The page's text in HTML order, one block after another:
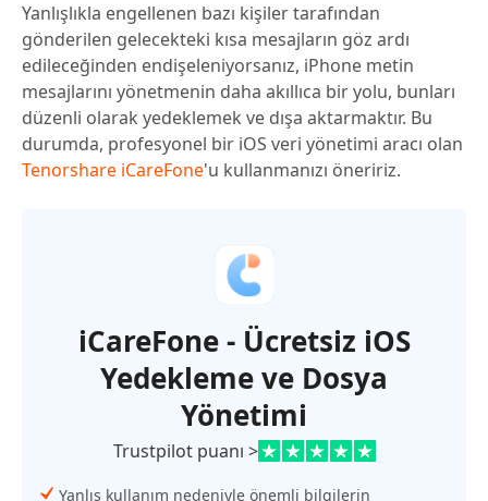
Yanlışlıkla engellenen bazı kişiler tarafından
gönderilen gelecekteki kısa mesajların göz ardı
edileceğinden endişeleniyorsanız, iPhone metin
mesajlarını yönetmenin daha akıllıca bir yolu, bunları
düzenli olarak yedeklemek ve dışa aktarmaktır. Bu
durumda, profesyonel bir iOS veri yönetimi aracı olan
Tenorshare iCareFone'u kullanmanızı öneririz.
iCareFone - Ücretsiz iOS
Yedekleme ve Dosya
Yönetimi
Trustpilot puanı >
Yanlış kullanım nedeniyle önemli bilgilerin